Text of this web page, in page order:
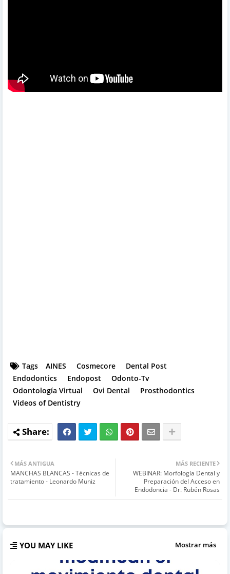
Tags AINES Cosmecore
Dental Post
Endodontics
Endopost
Odonto-Tv
Odontología Virtual
Ovi Dental
Prosthodontics
Videos of Dentistry
MÁS RECIENTE
WEBINAR: Morfología Dental y
Preparación del Acceso en
Endodoncia - Dr. Rubén Rosas
MÁS ANTIGUA
MANCHAS BLANCAS - Técnicas de
tratamiento - Leonardo Muniz
YOU MAY LIKE Mostrar más